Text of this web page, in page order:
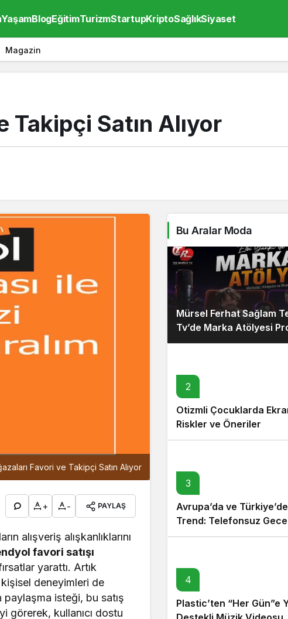
YaşamBlogEğitimTurizmStartupKriptoSağlıkSiyaset
Magazin
Takipçi Satın Alıyor
Favori ve Takipçi Satın Alıyor
+ - PAYLAŞ
alışveriş alışkanlıklarını
favori satışı
yarattı. Artık
deneyimleri de
isteği, bu satış
görerek, kullanıcı dostu
Bu Aralar Moda
Mürsel Ferhat Sağlam
Tv’de Marka Atölyesi
Konuk Oldu
2
Otizmli Çocuklarda
Riskler ve Öneriler
3
Avrupa’da ve
Trend: Telefonsuz
4
Plastic’ten “Her Gün”e